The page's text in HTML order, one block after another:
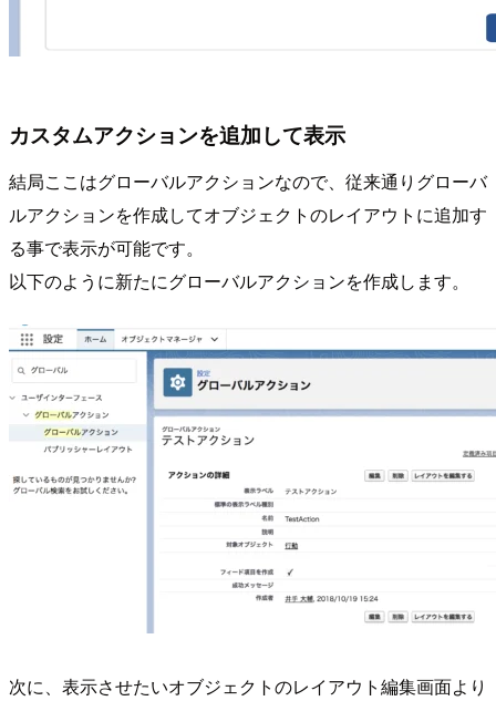
カスタムアクションを追加して表示
結局ここはグローバルアクションなので、従来通りグローバ
ルアクションを作成してオブジェクトのレイアウトに追加す
る事で表示が可能です。
以下のように新たにグローバルアクションを作成します。
次に、表示させたいオブジェクトのレイアウト編集画面より